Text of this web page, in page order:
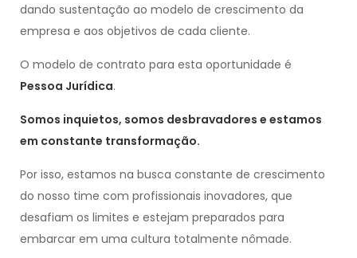
dando sustentação ao modelo de crescimento da
empresa e aos objetivos de cada cliente.
O modelo de contrato para esta oportunidade é
Pessoa Jurídica.
Somos inquietos, somos desbravadores e estamos
em constante transformação.
Por isso, estamos na busca constante de crescimento
do nosso time com profissionais inovadores, que
desafiam os limites e estejam preparados para
embarcar em uma cultura totalmente nômade.